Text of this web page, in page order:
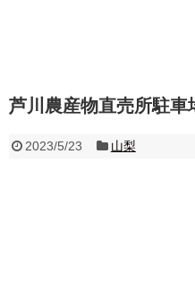
芦川農産物直売所駐車
2023/5/23 山梨